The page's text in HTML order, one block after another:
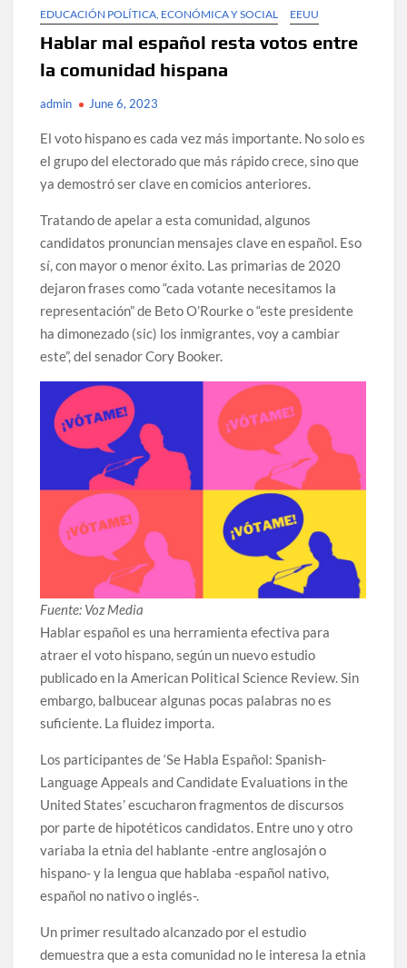
EDUCACIÓN POLÍTICA, ECONÓMICA Y SOCIAL EEUU
Hablar mal español resta votos entre
la comunidad hispana
admin June 6, 2023
El voto hispano es cada vez más importante. No solo es
el grupo del electorado que más rápido crece, sino que
ya demostró ser clave en comicios anteriores.
Tratando de apelar a esta comunidad, algunos
candidatos pronuncian mensajes clave en español. Eso
sí, con mayor o menor éxito. Las primarias de 2020
dejaron frases como “cada votante necesitamos la
representación” de Beto O’Rourke o “este presidente
ha dimonezado (sic) los inmigrantes, voy a cambiar
este”, del senador Cory Booker.
Fuente: Voz Media
Hablar español es una herramienta efectiva para
atraer el voto hispano, según un nuevo estudio
publicado en la American Political Science Review. Sin
embargo, balbucear algunas pocas palabras no es
suficiente. La fluidez importa.
Los participantes de ‘Se Habla Español: Spanish-
Language Appeals and Candidate Evaluations in the
United States’ escucharon fragmentos de discursos
por parte de hipotéticos candidatos. Entre uno y otro
variaba la etnia del hablante -entre anglosajón o
hispano- y la lengua que hablaba -español nativo,
español no nativo o inglés-.
Un primer resultado alcanzado por el estudio
demuestra que a esta comunidad no le interesa la etnia